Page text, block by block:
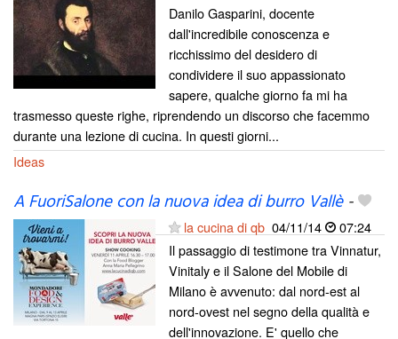
Danilo Gasparini, docente
dall'incredibile conoscenza e
ricchissimo del desidero di
condividere il suo appassionato
sapere, qualche giorno fa mi ha
trasmesso queste righe, riprendendo un discorso che facemmo
durante una lezione di cucina. In questi giorni...
Ideas
A FuoriSalone con la nuova idea di burro Vallè-
la cucina di qb 04/11/14
07:24
Il passaggio di testimone tra Vinnatur,
Vinitaly e il Salone del Mobile di
Milano è avvenuto: dal nord-est al
nord-ovest nel segno della qualità e
dell'innovazione. E' quello che